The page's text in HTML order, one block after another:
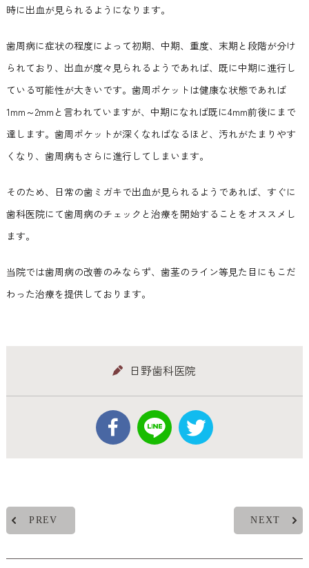
時に出血が見られるようになります。
歯周病に症状の程度によって初期、中期、重度、末期と段階が分け
られており、出血が度々見られるようであれば、既に中期に進行し
ている可能性が大きいです。歯周ポケットは健康な状態であれば
1mm～2mmと言われていますが、中期になれば既に4mm前後にまで
達します。歯周ポケットが深くなればなるほど、汚れがたまりやす
くなり、歯周病もさらに進行してしまいます。
そのため、日常の歯ミガキで出血が見られるようであれば、すぐに
歯科医院にて歯周病のチェックと治療を開始することをオススメし
ます。
当院では歯周病の改善のみならず、歯茎のライン等見た目にもこだ
わった治療を提供しております。
日野歯科医院
PREV NEXT